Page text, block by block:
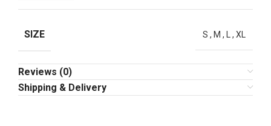
SIZE S , M , , XL
Reviews (0)
Shipping & Delivery